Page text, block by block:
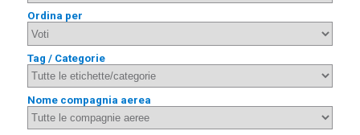
Ordina per
Tag / Categorie
Nome compagnia aerea